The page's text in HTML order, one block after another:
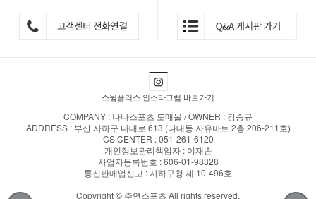
스윔플러스 인스타그램 바로가기
COMPANY : 나나스포츠 도매몰 / OWNER : 강승규
ADDRESS : 부산 사하구 다대로 613 (다대동 자유마트 2층 206-211호)
CS CENTER : 051-261-6120
개인정보관리책임자 : 이재손
사업자등록번호 : 606-01-98328
통신판매업신고 : 사하구청 제 10-496호
Copyright © 주연스포츠 All rights reserved.